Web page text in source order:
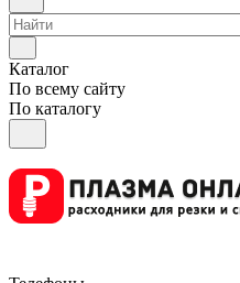
Каталог
По всему сайту
По каталогу